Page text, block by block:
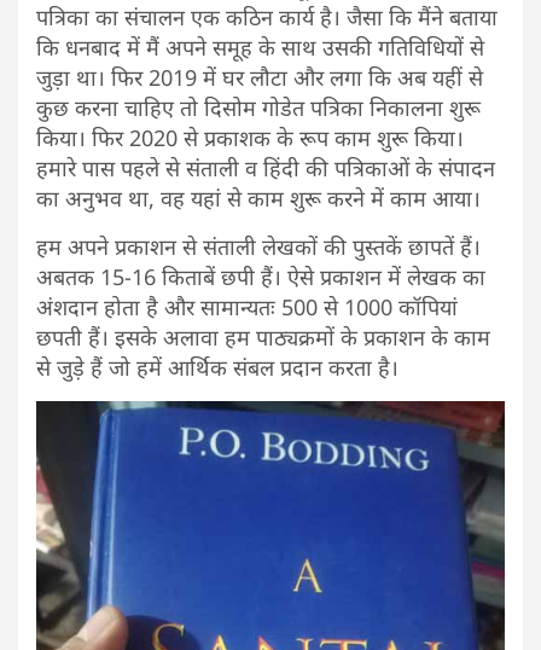
पत्रिका का संचालन एक कठिन कार्य है। जैसा कि मैंने बताया
कि धनबाद में मैं अपने समूह के साथ उसकी गतिविधियों से
जुड़ा था। फिर 2019 में घर लौटा और लगा कि अब यहीं से
कुछ करना चाहिए तो दिसोम गोडेत पत्रिका निकालना शुरू
किया। फिर 2020 से प्रकाशक के रूप काम शुरू किया।
हमारे पास पहले से संताली व हिंदी की पत्रिकाओं के संपादन
का अनुभव था, वह यहां से काम शुरू करने में काम आया।
हम अपने प्रकाशन से संताली लेखकों की पुस्तकें छापतें हैं।
अबतक 15-16 किताबें छपी हैं। ऐसे प्रकाशन में लेखक का
अंशदान होता है और सामान्यतः 500 से 1000 कॉपियां
छपती हैं। इसके अलावा हम पाठ्यक्रमों के प्रकाशन के काम
से जुड़े हैं जो हमें आर्थिक संबल प्रदान करता है।